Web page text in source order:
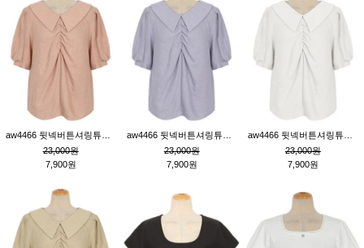
23,000원
7,900원
23,000원
7,900원
23,000원
7,900원